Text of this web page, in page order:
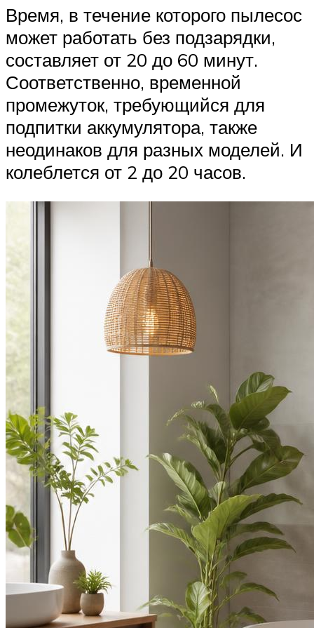
Время, в течение которого пылесос
может работать без подзарядки,
составляет от 20 до 60 минут.
Соответственно, временной
промежуток, требующийся для
подпитки аккумулятора, также
неодинаков для разных моделей. И
колеблется от 2 до 20 часов.